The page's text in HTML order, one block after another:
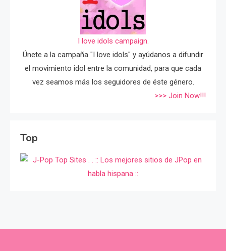
I love idols campaign.
Únete a la campaña "I love idols" y ayúdanos a difundir
el movimiento idol entre la comunidad, para que cada
vez seamos más los seguidores de éste género.
>>> Join Now!!!
Top